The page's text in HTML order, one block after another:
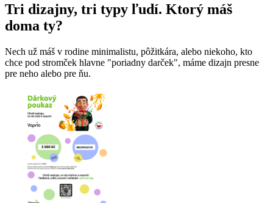
Tri dizajny, tri typy ľudí. Ktorý máš
doma ty?
Nech už máš v rodine minimalistu, pôžitkára, alebo niekoho, kto
chce pod stromček hlavne "poriadny darček", máme dizajn presne
pre neho alebo pre ňu.